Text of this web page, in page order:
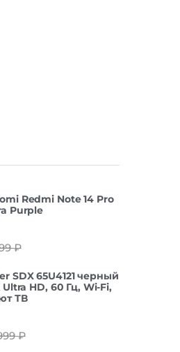
Redmi Note 14 Pro
Purple
₽
SDX 65U4121 черный
Ultra HD, 60 Гц, Wi-Fi,
ТВ
₽